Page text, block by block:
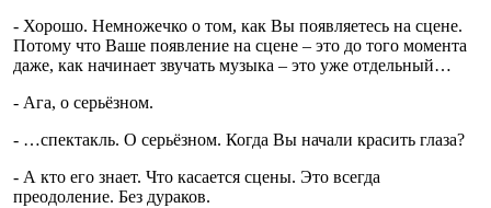
- Хорошо. Немножечко о том, как Вы появляетесь на сцене.
Потому что Ваше появление на сцене – это до того момента
даже, как начинает звучать музыка – это уже отдельный…
- Ага, о серьёзном.
- …спектакль. О серьёзном. Когда Вы начали красить глаза?
- А кто его знает. Что касается сцены. Это всегда
преодоление. Без дураков.